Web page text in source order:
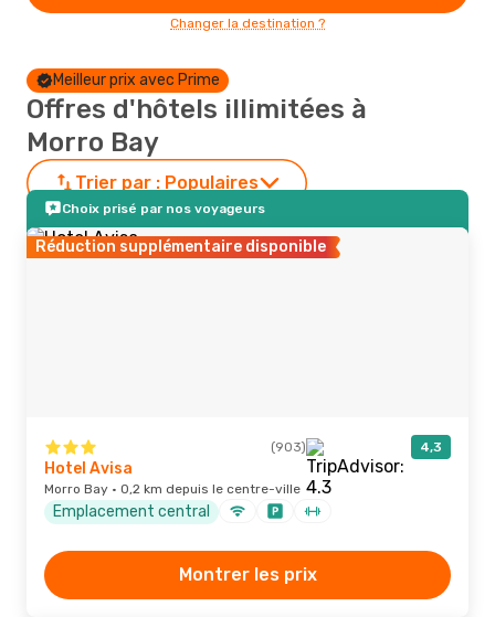
Changer la destination ?
Meilleur prix avec Prime
Offres d'hôtels illimitées à
Morro Bay
Trier par : Populaires
Choix prisé par nos voyageurs
Réduction supplémentaire disponible
(903) 4,3
Hotel Avisa
Morro Bay · 0,2 km depuis le centre-ville
Emplacement central
Montrer les prix